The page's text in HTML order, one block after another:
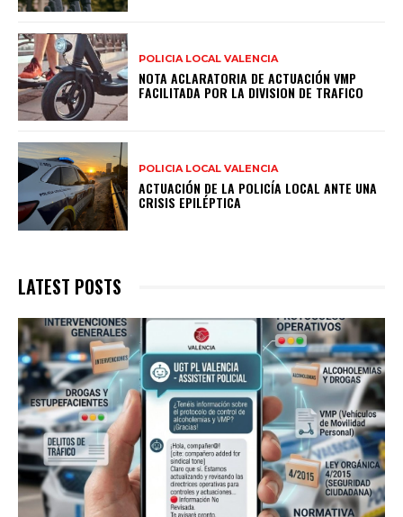
POLICIA LOCAL VALENCIA
NOTA ACLARATORIA DE ACTUACIÓN VMP
FACILITADA POR LA DIVISION DE TRAFICO
POLICIA LOCAL VALENCIA
ACTUACIÓN DE LA POLICÍA LOCAL ANTE UNA
CRISIS EPILÉPTICA
LATEST POSTS